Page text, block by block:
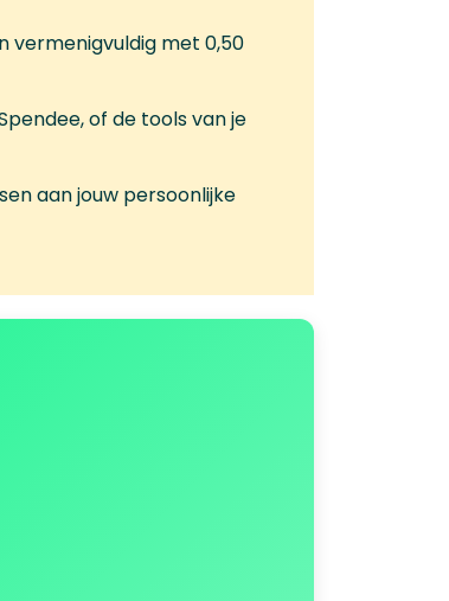
vermenigvuldig met 0,50
of de tools van je
aan jouw persoonlijke